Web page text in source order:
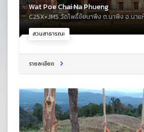
สวนสาธารณะ
Wat Poe Chai Na Phueng
C25X+JM5 วัดโพธิ์ชัยนาพึง ต.นาพึง อ.นาแ
รายละเอียด